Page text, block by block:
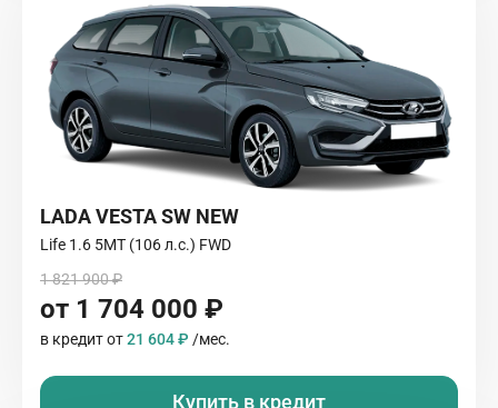
LADA VESTA SW NEW
Life 1.6 5MT (106 л.с.) FWD
1 821 900 ₽
от 1 704 000 ₽
в кредит от21 604 ₽ /мес.
Купить в кредит